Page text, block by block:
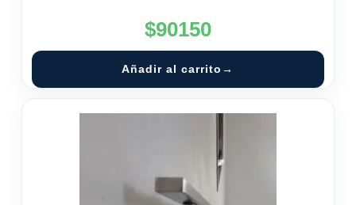
$90150
Añadir al carrito